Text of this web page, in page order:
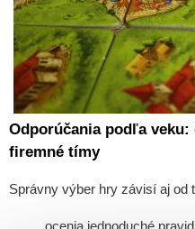
Odporúčania podľa
firemné tímy
Správny výber hry závisí aj od
ocenia jednoduché